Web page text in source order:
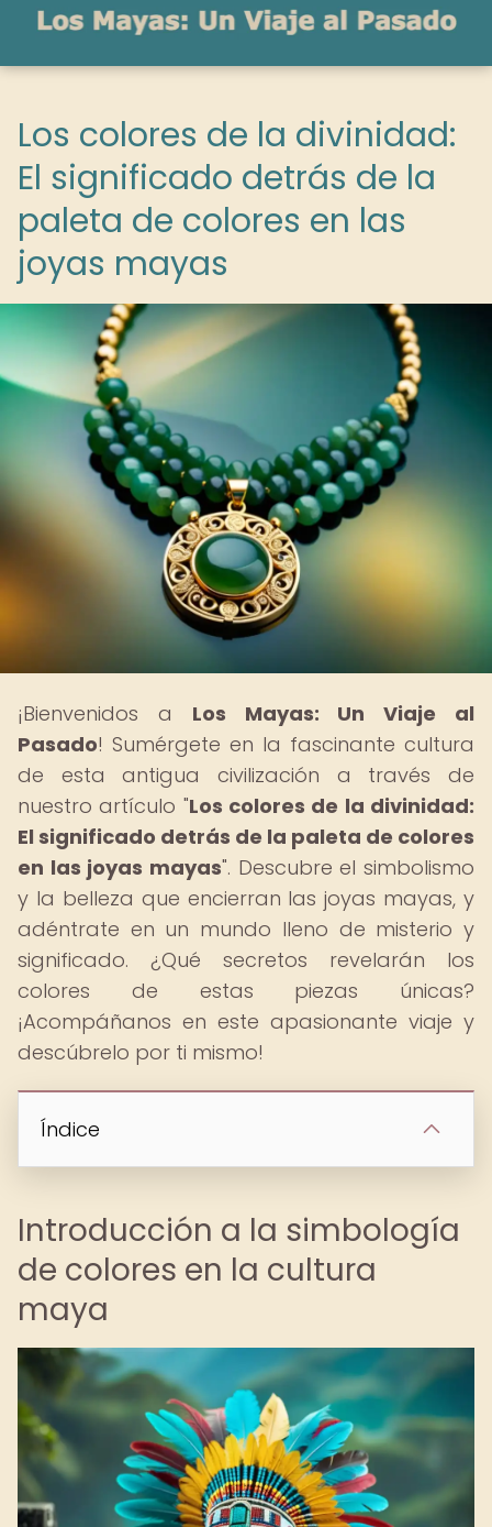
Los colores de la divinidad:
El significado detrás de la
paleta de colores en las
joyas mayas
¡Bienvenidos a Los Mayas: Un Viaje al
Pasado! Sumérgete en la fascinante cultura
de esta antigua civilización a través de
nuestro artículo "Los colores de la divinidad:
El significado detrás de la paleta de colores
en las joyas mayas". Descubre el simbolismo
y la belleza que encierran las joyas mayas, y
adéntrate en un mundo lleno de misterio y
significado. ¿Qué secretos revelarán los
colores de estas piezas únicas?
¡Acompáñanos en este apasionante viaje y
descúbrelo por ti mismo!
Índice
Introducción a la simbología
de colores en la cultura
maya